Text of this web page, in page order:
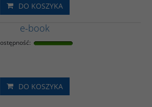
DO KOSZYKA
e-book
:
DO KOSZYKA